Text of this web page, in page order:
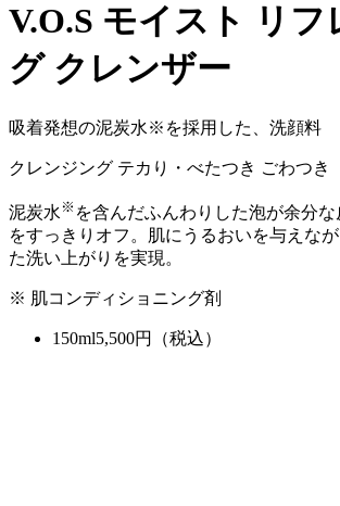
V.O.S モイスト リフ
グ クレンザー
吸着発想の泥炭水※を採用した、洗顔料
クレンジング テカり・べたつき ごわつき
泥炭水 ※ を含んだふんわりした泡が余分
をすっきりオフ。肌にうるおいを与えな
た洗い上がりを実現。
※ 肌コンディショニング剤
150ml5,500円（税込）